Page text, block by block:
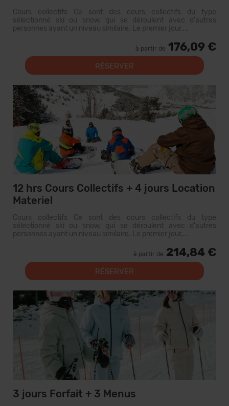
Cours collectifs Ce sont des cours collectifs du type
sélectionné ski ou snow, qui se déroulent avec d'autres
personnes ayant un niveau similaire. Le premier jour,...
à partir de 176,09 €
RÉSERVER
12 hrs Cours Collectifs + 4 jours Location
Materiel
Cours collectifs Ce sont des cours collectifs du type
sélectionné ski ou snow, qui se déroulent avec d'autres
personnes ayant un niveau similaire. Le premier jour,...
à partir de 214,84 €
RÉSERVER
3 jours Forfait + 3 Menus